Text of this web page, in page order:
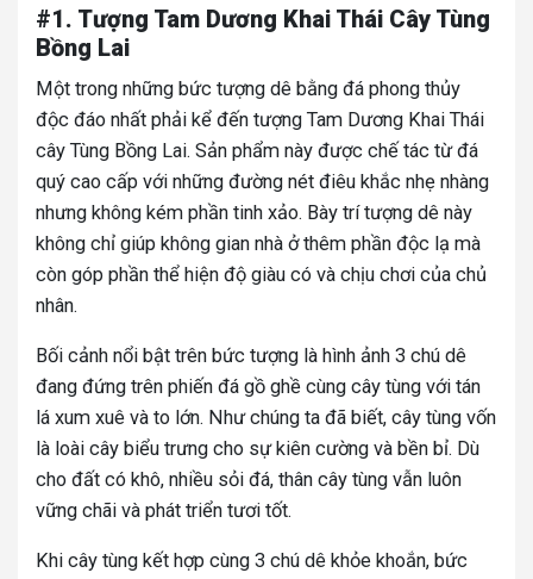
#1. Tượng Tam Dương Khai Thái Cây Tùng
Bồng Lai
Một trong những bức tượng dê bằng đá phong thủy
độc đáo nhất phải kể đến tượng Tam Dương Khai Thái
cây Tùng Bồng Lai. Sản phẩm này được chế tác từ đá
quý cao cấp với những đường nét điêu khắc nhẹ nhàng
nhưng không kém phần tinh xảo. Bày trí tượng dê này
không chỉ giúp không gian nhà ở thêm phần độc lạ mà
còn góp phần thể hiện độ giàu có và chịu chơi của chủ
nhân.
Bối cảnh nổi bật trên bức tượng là hình ảnh 3 chú dê
đang đứng trên phiến đá gồ ghề cùng cây tùng với tán
lá xum xuê và to lớn. Như chúng ta đã biết, cây tùng vốn
là loài cây biểu trưng cho sự kiên cường và bền bỉ. Dù
cho đất có khô, nhiều sỏi đá, thân cây tùng vẫn luôn
vững chãi và phát triển tươi tốt.
Khi cây tùng kết hợp cùng 3 chú dê khỏe khoắn, bức